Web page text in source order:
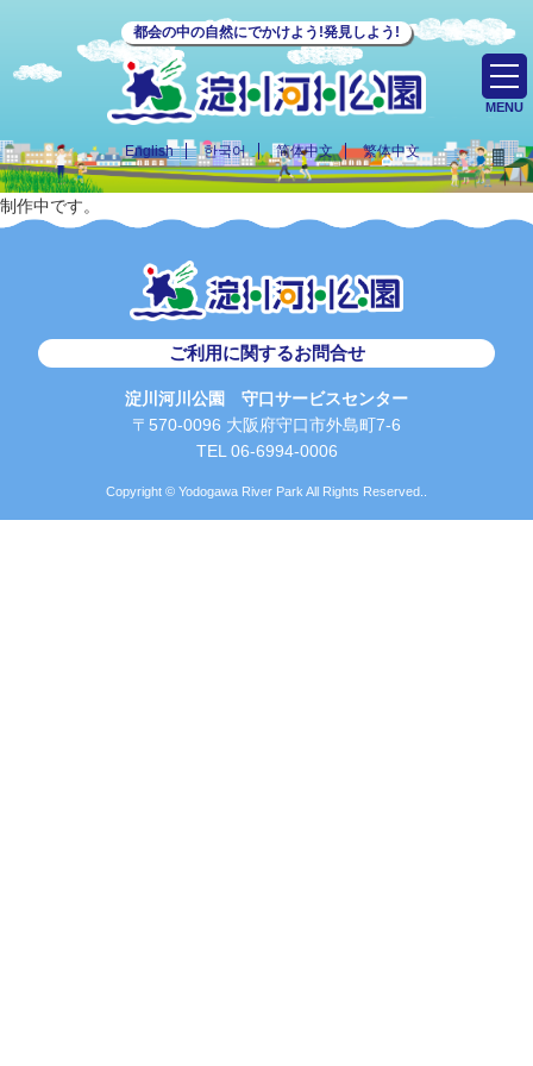
都会の中の自然にでかけよう!発見しよう!
English 한국어 简体中文 繁体中文
MENU
制作中です。
ご利用に関するお問合せ
淀川河川公園 守口サービスセンター
〒570-0096 大阪府守口市外島町7-6
TEL 06-6994-0006
Copyright © Yodogawa River Park All Rights Reserved..